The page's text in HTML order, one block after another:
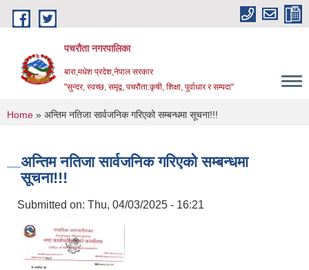
Skip to main content
पचरौता नगरपालिका
बारा,मधेश प्रदेश,नेपाल सरकार
"सुन्दर, स्वच्छ, समृद्व, पचरौता:कृषी, शिक्षा, पुर्वाधार र सम्पदा"
You are here
Home » अन्तिम नतिजा सार्वजनिक गरिएको सम्बन्धमा सूचना!!!
अन्तिम नतिजा सार्वजनिक गरिएको सम्बन्धमा
सूचना!!!
Submitted on: Thu, 04/03/2025 - 16:21